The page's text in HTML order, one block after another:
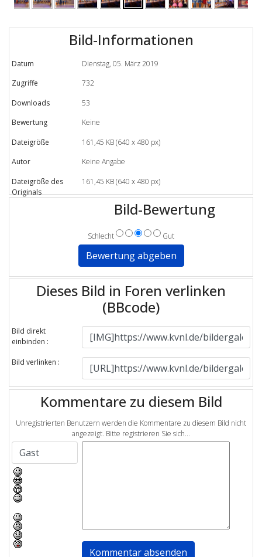
Bild-Informationen
Datum
Dienstag, 05. März 2019
Zugriffe
732
Downloads
53
Bewertung
Keine
Dateigröße
161,45 KB (640 x 480 px)
Autor
Keine Angabe
Dateigröße des
Originals
161,45 KB (640 x 480 px)
Bild-Bewertung
Schlecht Gut
Dieses Bild in Foren verlinken
(BBcode)
Bild direkt
einbinden :
Bild verlinken :
Kommentare zu diesem Bild
Unregistrierten Benutzern werden die Kommentare zu diesem Bild nicht
angezeigt. Bitte registrieren Sie sich...